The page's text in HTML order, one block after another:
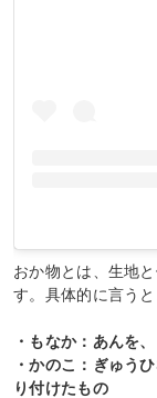
おか物とは、生地
す。具体的に言う
・もなか：あんを
・かのこ：ぎゅう
り付けたもの